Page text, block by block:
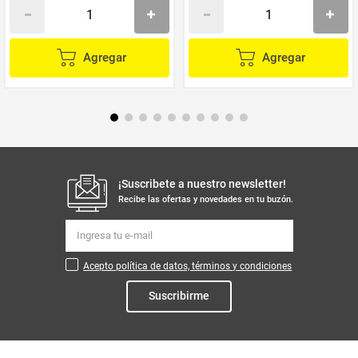
Agregar Agregar
¡Suscribete a nuestro newsletter!
Recibe las ofertas y novedades en tu buzón.
Acepto política de datos, términos y condiciones
Suscribirme